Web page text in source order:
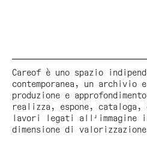
Careof è uno spazio
contemporanea, un archivio
produzione e
realizza, espone, cataloga,
lavori legati all'immagine
dimensione di